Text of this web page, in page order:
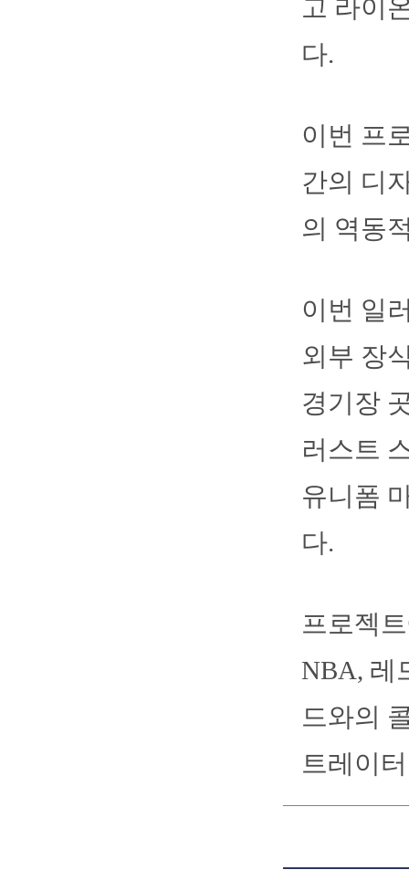
고 라이
다.
이번 프
간의 디
의 역동
이번 일
외부 장
경기장
러스트
유니폼
다.
프로젝
NBA, 레
드와의
트레이